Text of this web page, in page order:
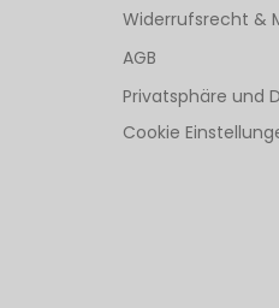
Widerrufsrecht &
AGB
Privatsphäre und
Cookie